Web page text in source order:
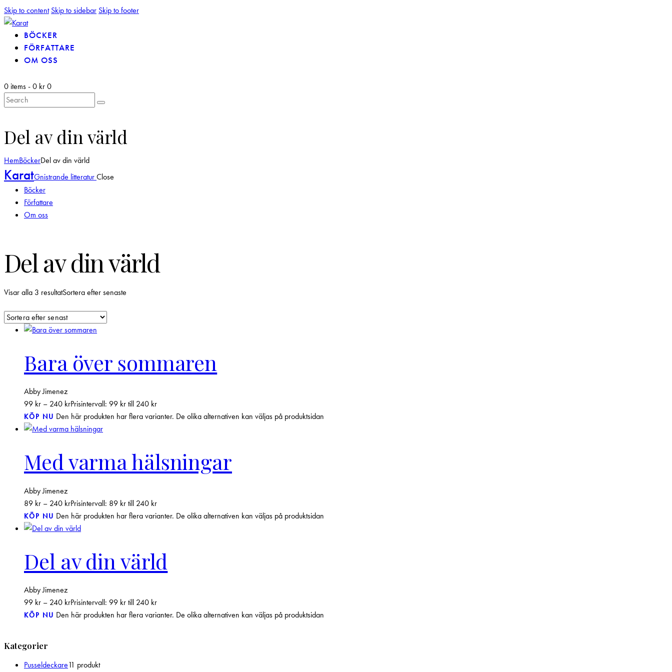
Skip to content Skip to sidebar Skip to footer
BÖCKER
FÖRFATTARE
OM OSS
0 items-0 kr0
Del av din värld
HemBöckerDel av din värld
KaratGnistrande litteraturClose
Böcker
Författare
Om oss
Del av din värld
Visar alla 3 resultatSortera efter senaste
Bara över sommaren
Abby Jimenez
99 kr – 240 krPrisintervall: 99 kr till 240 kr
KÖP NU Den här produkten har flera varianter. De olika alternativen kan väljas på produktsidan
Med varma hälsningar
Abby Jimenez
89 kr – 240 krPrisintervall: 89 kr till 240 kr
KÖP NU Den här produkten har flera varianter. De olika alternativen kan väljas på produktsidan
Del av din värld
Abby Jimenez
99 kr – 240 krPrisintervall: 99 kr till 240 kr
KÖP NU Den här produkten har flera varianter. De olika alternativen kan väljas på produktsidan
Kategorier
Pusseldeckare11 produkt